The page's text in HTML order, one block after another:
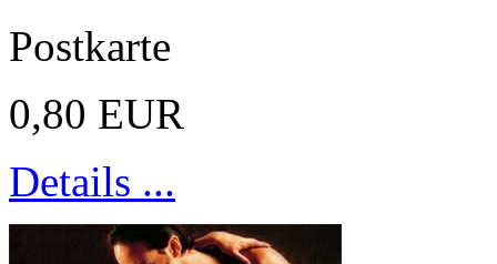
Postkarte
0,80 EUR
Details ...